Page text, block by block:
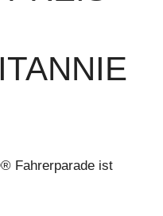
Fahrerparade ist